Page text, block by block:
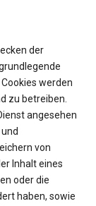
der
werden
zu betreiben.
angesehen
von
Inhalt eines
oder die
haben, sowie